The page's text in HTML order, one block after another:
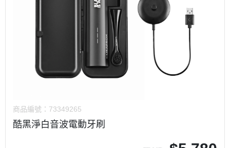
商品編號： 73349265
酷黑淨白音波電動牙刷